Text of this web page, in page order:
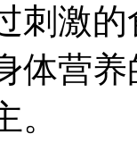
刺激
体营